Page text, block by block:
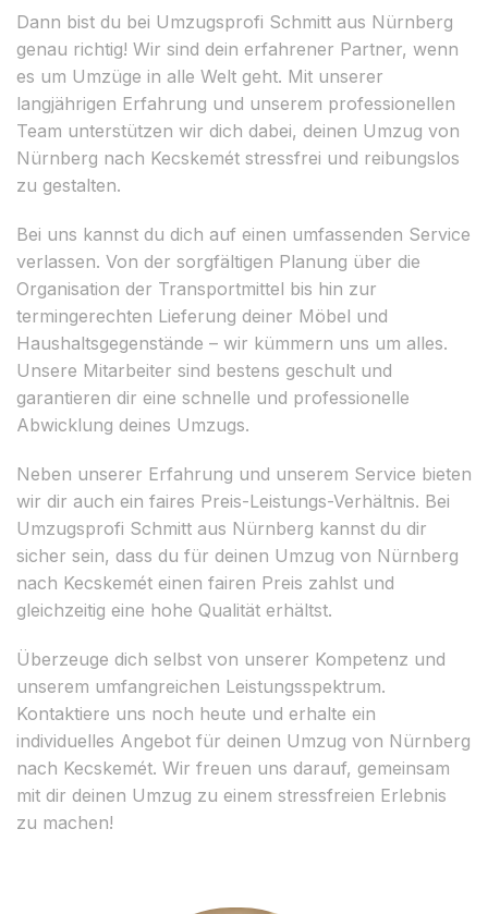
Dann bist du bei Umzugsprofi Schmitt aus Nürnberg
genau richtig! Wir sind dein erfahrener Partner, wenn
es um Umzüge in alle Welt geht. Mit unserer
langjährigen Erfahrung und unserem professionellen
Team unterstützen wir dich dabei, deinen Umzug von
Nürnberg nach Kecskemét stressfrei und reibungslos
zu gestalten.
Bei uns kannst du dich auf einen umfassenden Service
verlassen. Von der sorgfältigen Planung über die
Organisation der Transportmittel bis hin zur
termingerechten Lieferung deiner Möbel und
Haushaltsgegenstände – wir kümmern uns um alles.
Unsere Mitarbeiter sind bestens geschult und
garantieren dir eine schnelle und professionelle
Abwicklung deines Umzugs.
Neben unserer Erfahrung und unserem Service bieten
wir dir auch ein faires Preis-Leistungs-Verhältnis. Bei
Umzugsprofi Schmitt aus Nürnberg kannst du dir
sicher sein, dass du für deinen Umzug von Nürnberg
nach Kecskemét einen fairen Preis zahlst und
gleichzeitig eine hohe Qualität erhältst.
Überzeuge dich selbst von unserer Kompetenz und
unserem umfangreichen Leistungsspektrum.
Kontaktiere uns noch heute und erhalte ein
individuelles Angebot für deinen Umzug von Nürnberg
nach Kecskemét. Wir freuen uns darauf, gemeinsam
mit dir deinen Umzug zu einem stressfreien Erlebnis
zu machen!